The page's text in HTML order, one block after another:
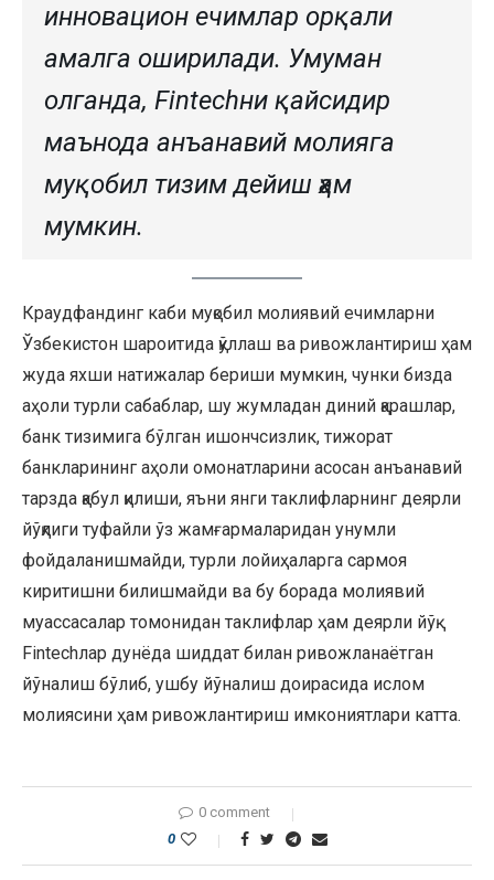
инновацион ечимлар орқали
амалга оширилади. Умуман
олганда, Fintechни қайсидир
маънода анъанавий молияга
муқобил тизим дейиш ҳам
мумкин.
Краудфандинг каби муқобил молиявий ечимларни
Ўзбекистон шароитида қўллаш ва ривожлантириш ҳам
жуда яхши натижалар бериши мумкин, чунки бизда
аҳоли турли сабаблар, шу жумладан диний қарашлар,
банк тизимига бўлган ишончсизлик, тижорат
банкларининг аҳоли омонатларини асосан анъанавий
тарзда қабул қилиши, яъни янги таклифларнинг деярли
йўқлиги туфайли ўз жамғармаларидан унумли
фойдаланишмайди, турли лойиҳаларга сармоя
киритишни билишмайди ва бу борада молиявий
муассасалар томонидан таклифлар ҳам деярли йўқ.
Fintechлар дунёда шиддат билан ривожланаётган
йўналиш бўлиб, ушбу йўналиш доирасида ислом
молиясини ҳам ривожлантириш имкониятлари катта.
0 comment
0